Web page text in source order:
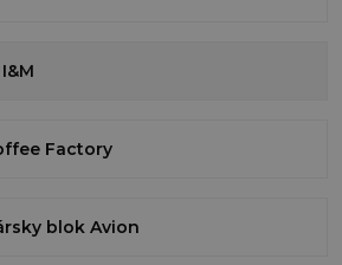
Factory
blok Avion